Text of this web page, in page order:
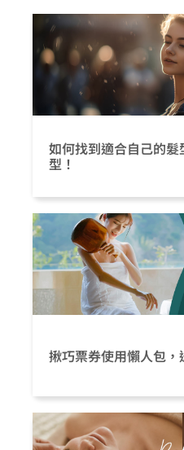
如何找到適合自己的
型！
揪巧票券使用懶人包，